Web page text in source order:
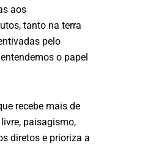
aos
tanto na terra
pelo
o papel
recebe mais de
paisagismo,
diretos e prioriza a